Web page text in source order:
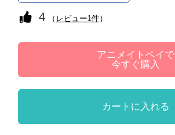
4 （ レビュー1件）
アニメイトペイで
今すぐ購入
カートに入れる